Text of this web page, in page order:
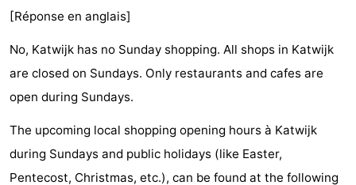
[Réponse en anglais]
No, Katwijk has no Sunday shopping. All shops in Katwijk
are closed on Sundays. Only restaurants and cafes are
open during Sundays.
The upcoming local shopping opening hours à Katwijk
during Sundays and public holidays (like Easter,
Pentecost, Christmas, etc.), can be found at the following